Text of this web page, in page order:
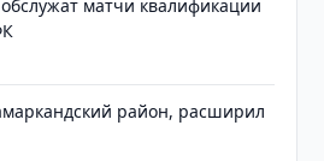
матчи квалификации
район, расширил